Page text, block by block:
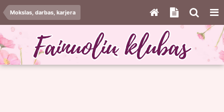
Mokslas, darbas, karjera